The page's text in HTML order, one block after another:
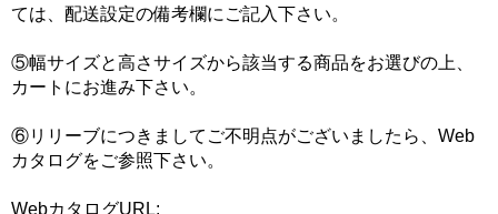
ては、配送設定の備考欄にご記入下さい。
⑤幅サイズと高さサイズから該当する商品をお選びの上、
カートにお進み下さい。
⑥リリーブにつきましてご不明点がございましたら、Web
カタログをご参照下さい。
WebカタログURL: